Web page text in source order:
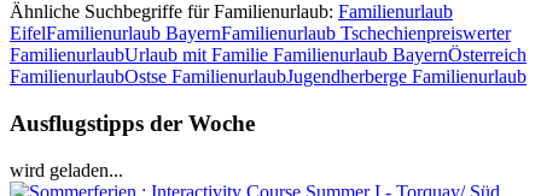
Ähnliche Suchbegriffe für Familienurlaub: Familienurlaub
EifelFamilienurlaub BayernFamilienurlaub Tschechienpreiswerter
FamilienurlaubUrlaub mit Familie Familienurlaub BayernÖsterreich
FamilienurlaubOstse FamilienurlaubJugendherberge Familienurlaub
Ausflugstipps der Woche
wird geladen...